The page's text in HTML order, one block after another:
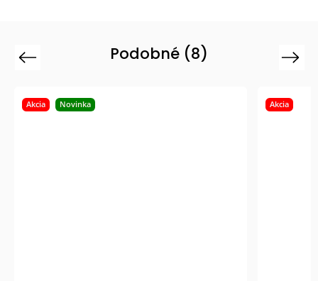
Podobné (8)
Previous Next